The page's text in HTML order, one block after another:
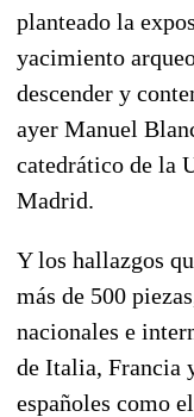
planteado la
yacimiento
descender y
ayer Manuel
catedrático de la
Madrid.
Y los hallazgos
más de 500
nacionales e
de Italia, Francia
españoles como